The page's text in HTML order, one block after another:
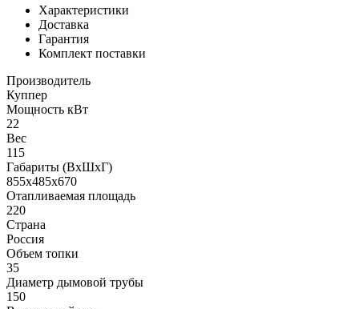
Характеристики
Доставка
Гарантия
Комплект поставки
Производитель
Куппер
Мощность кВт
22
Вес
115
Габариты (ВхШхГ)
855х485х670
Отапливаемая площадь
220
Страна
Россия
Объем топки
35
Диаметр дымовой трубы
150